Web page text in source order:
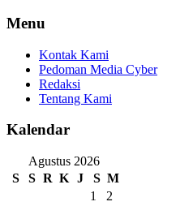
Menu
Kontak Kami
Pedoman Media Cyber
Redaksi
Tentang Kami
Kalendar
Agustus 2026
S
S R K J S M
1
2